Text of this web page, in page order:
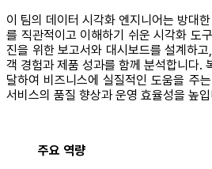
이 팀의 데이터 시각화 엔지니어는 방대
를 직관적이고 이해하기 쉬운 시각화 도
진을 위한 보고서와 대시보드를 설계하
객 경험과 제품 성과를 함께 분석합니다.
달하여 비즈니스에 실질적인 도움을 주
서비스의 품질 향상과 운영 효율성을 높
주요 역량